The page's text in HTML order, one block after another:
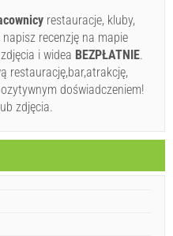
Bezchmurnie
Bezchmurnie
/ KOMENTUJ
Feast of Our Lady of Health (Event) Bobovisca
restauracje, kluby,
recenzję na mapie
i widea BEZPŁATNIE.
restaurację,bar,atrakcję,
doświadczeniem!
zdjęcia.